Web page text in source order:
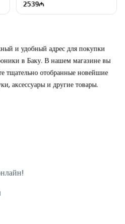
2539
и удобный адрес для покупки
в Баку. В нашем магазине вы
тщательно отобранные новейшие
аксессуары и другие товары.